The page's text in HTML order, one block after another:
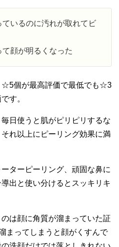
ているのに汚れが取れてビ
て顔が明るくなった
☆5個が最高評価で最低でも☆3
す。
日使うと肌がピリピリするな
れ以上にピーリング効果に満
ターピーリング、頑固な鼻に
出と使い分けるとスッキリキ
は顔に角質が溜まっていた証
まってしまうと顔がくすんで